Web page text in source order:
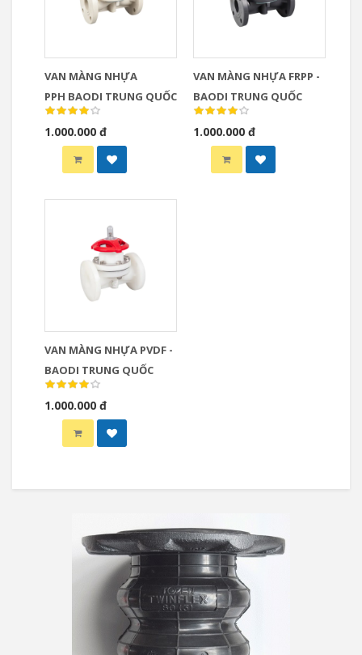
VAN MÀNG NHỰA
PPH BAODI TRUNG QUỐC
1.000.000 đ
VAN MÀNG NHỰA ​​​​​​​FRPP -
BAODI TRUNG QUỐC
1.000.000 đ
VAN MÀNG NHỰA ​​​​​​​PVDF -
BAODI TRUNG QUỐC
1.000.000 đ